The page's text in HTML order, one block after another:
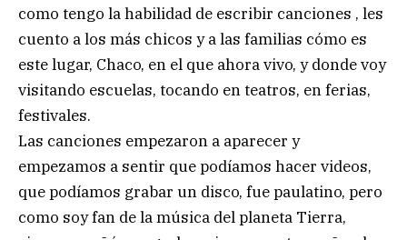
como tengo la habilidad de escribir canciones , les
cuento a los más chicos y a las familias cómo es
este lugar, Chaco, en el que ahora vivo, y donde voy
visitando escuelas, tocando en teatros, en ferias,
festivales.
Las canciones empezaron a aparecer y
empezamos a sentir que podíamos hacer videos,
que podíamos grabar un disco, fue paulatino, pero
como soy fan de la música del planeta Tierra,